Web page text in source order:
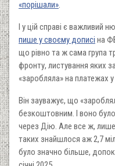
«порішали»
І у цій справі є важливий
пише у своєму дописі на
що рівно та ж сама група
фронту, листування яких
«заробляла» на платежах у
Він зауважує, що
безкоштовним. І воно
через Дію. Але все ж, лише
таких знайшлося аж 2,7
було значно більше,